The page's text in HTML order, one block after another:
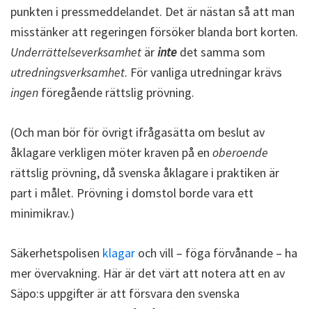
punkten i pressmeddelandet. Det är nästan så att man
misstänker att regeringen försöker blanda bort korten.
Underrättelseverksamhet ärinte det samma som
utredningsverksamhet. För vanliga utredningar krävs
ingen föregående rättslig prövning.
(Och man bör för övrigt ifrågasätta om beslut av
åklagare verkligen möter kraven på en oberoende
rättslig prövning, då svenska åklagare i praktiken är
part i målet. Prövning i domstol borde vara ett
minimikrav.)
Säkerhetspolisen klagar och vill – föga förvånande – ha
mer övervakning. Här är det värt att notera att en av
Säpo:s uppgifter är att försvara den svenska